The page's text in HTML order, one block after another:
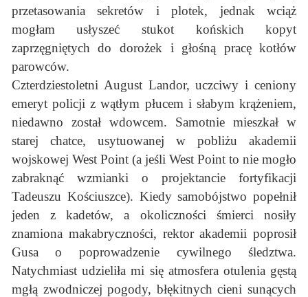
przetasowania sekretów i plotek, jednak wciąż
mogłam usłyszeć stukot końskich kopyt
zaprzęgniętych do dorożek i głośną pracę kotłów
parowców.
Czterdziestoletni August Landor, uczciwy i ceniony
emeryt policji z wątłym płucem i słabym krążeniem,
niedawno został wdowcem. Samotnie mieszkał w
starej chatce, usytuowanej w pobliżu akademii
wojskowej West Point (a jeśli West Point to nie mogło
zabraknąć wzmianki o projektancie fortyfikacji
Tadeuszu Kościuszce). Kiedy samobójstwo popełnił
jeden z kadetów, a okoliczności śmierci nosiły
znamiona makabryczności, rektor akademii poprosił
Gusa o poprowadzenie cywilnego śledztwa.
Natychmiast udzieliła mi się atmosfera otulenia gęstą
mgłą zwodniczej pogody, błękitnych cieni sunących